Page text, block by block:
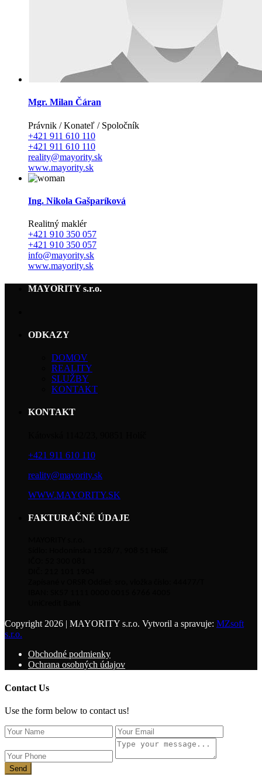
Mgr. Milan Čáran
Právnik / Konateľ / Spoločník
+421 911 610 110
+421 911 610 110
reality@mayority.sk
www.mayority.sk
Ing. Nikola Gašparíková
Realitný maklér
+421 910 350 057
+421 910 350 057
info@mayority.sk
www.mayority.sk
MAYORITY s.r.o.
ODKAZY
DOMOV
REALITY
SLUŽBY
KONTAKT
KONTAKT
+421 911 610 110
reality@mayority.sk
WWW.MAYORITY.SK
FAKTURAČNÉ ÚDAJE
Copyright 2026 | MAYORITY s.r.o. Vytvoril a spravuje: MZsoft
s.r.o.
Obchodné podmienky
Ochrana osobných údajov
Contact Us
Use the form below to contact us!
Send